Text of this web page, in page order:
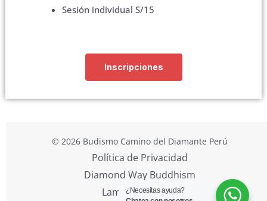
Sesión individual S/15
Inscripciones
© 2026 Budismo Camino del Diamante Perú
Política de Privacidad
Diamond Way Buddhism
Lama Ole Nydahl
¿Necesitas ayuda?